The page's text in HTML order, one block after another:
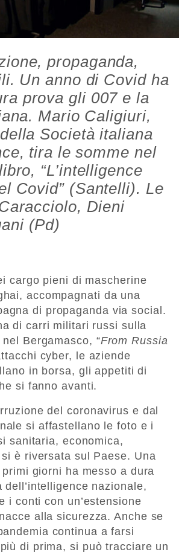
propaganda,
Un anno di Covid ha
prova gli 007 e la
Mario Caligiuri,
Società italiana
tira le somme nel
“L’intelligence
Covid” (Santelli). Le
Dieni
(Pd)
cargo pieni di mascherine
accompagnati da una
di propaganda via social.
di carri militari russi sulla
Bergamasco, “From Russia
cyber, le aziende
in borsa, gli appetiti di
si fanno avanti.
del coronavirus e dal
si affastellano le foto e i
sanitaria, economica,
è riversata sul Paese. Una
giorni ha messo a dura
dell’intelligence nazionale,
i conti con un’estensione
alla sicurezza. Anche se
continua a farsi
di prima, si può tracciare un